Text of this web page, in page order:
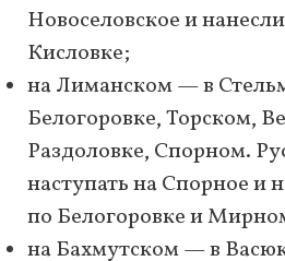
Новоселовское и
Кисловке;
на Лиманском — в
Белогоровке, Торском,
Раздоловке, Спорном.
наступать на Спорное и
по Белогоровке и
на Бахмутском — в